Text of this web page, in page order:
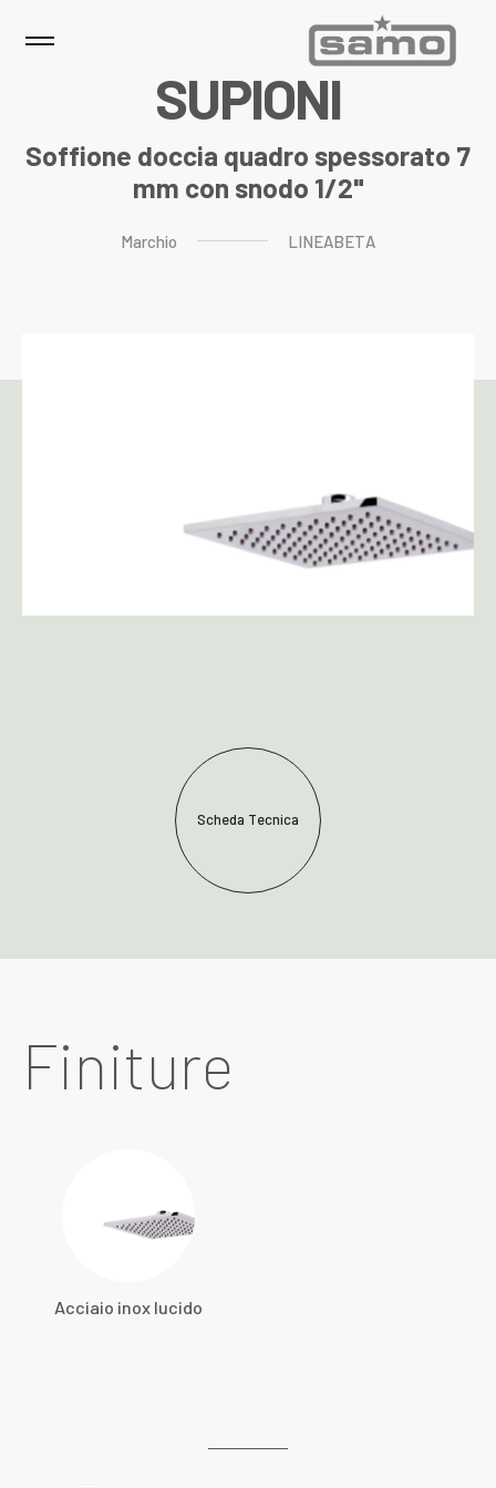
SUPIONI
Soffione doccia quadro spessorato 7
mm con snodo 1/2"
Marchio LINEABETA
Scheda Tecnica
Finiture
Acciaio inox lucido